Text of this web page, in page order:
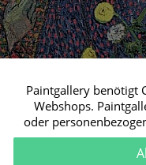
Simulation
Paintgallery benötigt
Webshops.
oder